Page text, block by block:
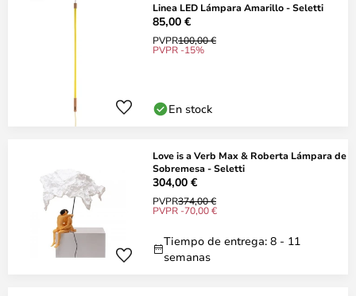
Linea LED Lámpara Amarillo - Seletti
85,00 €
PVPR100,00 €
PVPR -15%
En stock
Love is a Verb Max & Roberta Lámpara de
Sobremesa - Seletti
304,00 €
PVPR374,00 €
PVPR -70,00 €
Tiempo de entrega: 8 - 11
semanas